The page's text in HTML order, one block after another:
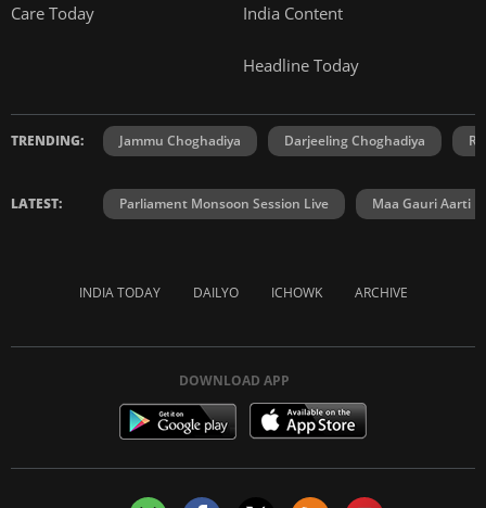
Care Today India Content
Headline Today
TRENDING: Jammu Choghadiya Darjeeling Choghadiya
LATEST: Parliament Monsoon Session Live Maa Gauri Aarti
INDIA TODAY DAILYO ICHOWK ARCHIVE
DOWNLOAD APP